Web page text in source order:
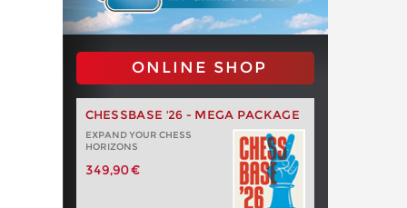
ONLINE SHOP
CHESSBASE '26 - MEGA PACKAGE
EXPAND YOUR CHESS
HORIZONS
349,90 €